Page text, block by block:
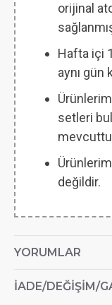
orijinal
Hafta içi
aynı gün
setleri
değildir.
YORUMLAR
İADE/DEĞIŞIM/